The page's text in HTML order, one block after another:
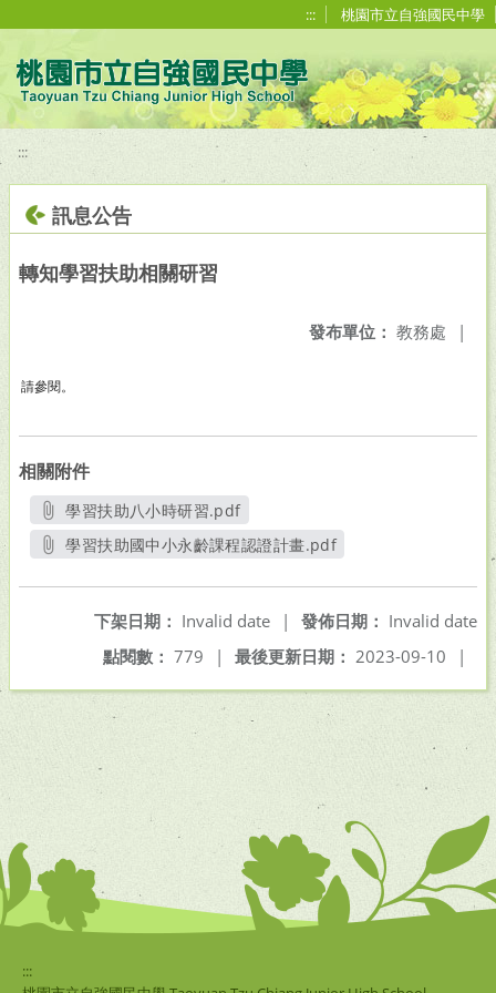
::: 桃園市立自強國民中學
:::
訊息公告
轉知學習扶助相關研習
發布單位： 教務處 |
請參閱。
相關附件
學習扶助八小時研習.pdf
另開新視窗
學習扶助國中小永齡課程認證計畫.pdf
發佈日期： Invalid date
下架日期： Invalid date
|
最後更新日期： 2023-09-10 |
點閱數： 779 |
:::